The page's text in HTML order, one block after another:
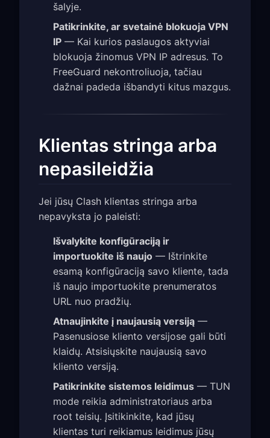
šalyje.
Patikrinkite, ar svetainė blokuoja VPN
IP — Kai kurios paslaugos aktyviai
blokuoja žinomus VPN IP adresus. To
FreeGuard nekontroliuoja, tačiau
dažnai padeda išbandyti kitus mazgus.
Klientas stringa arba
nepasileidžia
Jei jūsų Clash klientas stringa arba
nepavyksta jo paleisti:
Išvalykite konfigūraciją ir
importuokite iš naujo — Ištrinkite
esamą konfigūraciją savo kliente, tada
iš naujo importuokite prenumeratos
URL nuo pradžių.
Atnaujinkite į naujausią versiją —
Pasenusiose kliento versijose gali būti
klaidų. Atsisiųskite naujausią savo
kliento versiją.
Patikrinkite sistemos leidimus — TUN
mode reikia administratoriaus arba
root teisių. Įsitikinkite, kad jūsų
klientas turi reikiamus leidimus jūsų